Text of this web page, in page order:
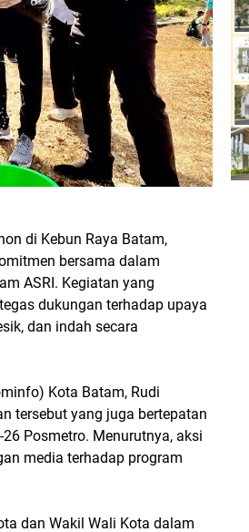
di Kebun Raya Batam,
bersama dalam
ASRI. Kegiatan yang
dukungan terhadap upaya
dan indah secara
Kota Batam, Rudi
tersebut yang juga bertepatan
Posmetro. Menurutnya, aksi
media terhadap program
dan Wakil Wali Kota dalam